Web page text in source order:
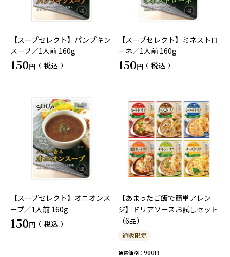
【スープセレクト】パンプキン
スープ／1人前 160g
150 税込
【スープセレクト】ミネストロ
ーネ／1人前 160g
150 税込
【スープセレクト】オニオンス
ープ／1人前 160g
150 税込
【あまったご飯で簡単アレン
ジ】ドリアソースお試しセット
（6品）
通販限定
通常価格
900